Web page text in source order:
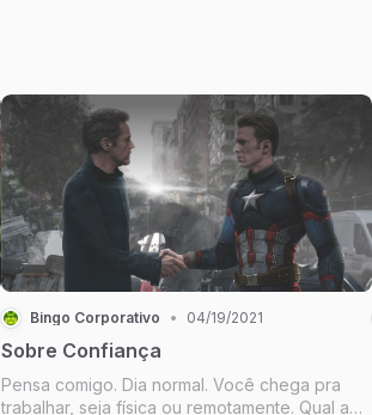
Bingo Corporativo • 04/19/2021
Sobre Confiança
Pensa comigo. Dia normal. Você chega pra
trabalhar, seja física ou remotamente. Qual a